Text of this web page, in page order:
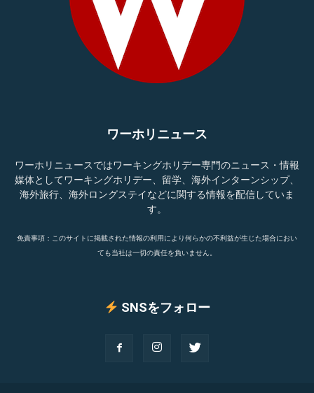
ワーホリニュース
ワーホリニュースではワーキングホリデー専門のニュース・情報
媒体としてワーキングホリデー、留学、海外インターンシップ、
海外旅行、海外ロングステイなどに関する情報を配信していま
す。
免責事項：このサイトに掲載された情報の利用により何らかの不利益が生じた場合におい
ても当社は一切の責任を負いません。
SNSをフォロー